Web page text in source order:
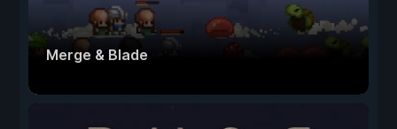
Merge & Blade